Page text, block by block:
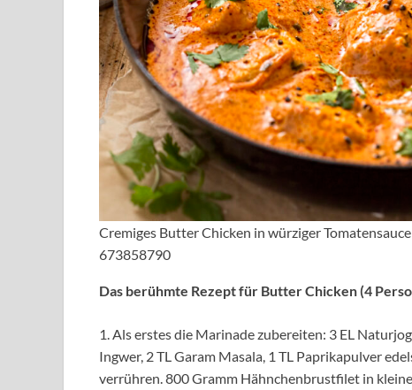
Cremiges Butter Chicken in würziger
673858790
Das berühmte Rezept für Butter Chicken (4
1. Als erstes die Marinade zubereiten: 3 EL
Ingwer, 2 TL Garam Masala, 1 TL Paprikapulver
verrühren. 800 Gramm Hähnchenbrustfilet in